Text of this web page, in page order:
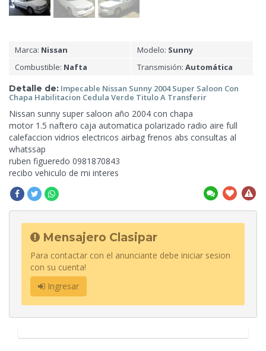
Marca: Nissan Modelo: Sunny
Combustible: Nafta Transmisión: Automática
Detalle de: Impecable Nissan Sunny 2004 Super Saloon Con
Chapa Habilitacion Cedula Verde Titulo A Transferir
Nissan sunny super saloon año 2004 con chapa
motor 1.5 naftero caja automatica polarizado radio aire full
calefaccion vidrios electricos airbag frenos abs consultas al
whatssap
ruben figueredo 0981870843
recibo vehiculo de mi interes
Mensajero Clasipar
Para contactar con el anunciante debe iniciar sesion
con su cuenta!
Ingresar